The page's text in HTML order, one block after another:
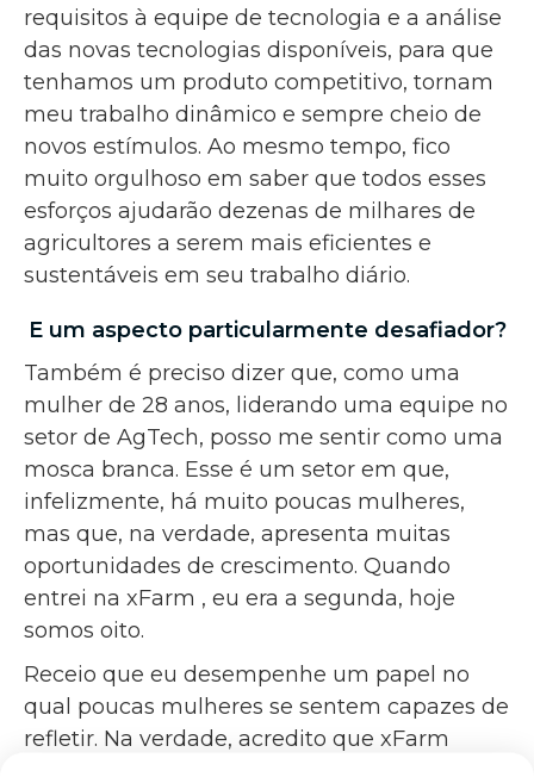
requisitos à equipe de tecnologia e a análise
das novas tecnologias disponíveis, para que
tenhamos um produto competitivo, tornam
meu trabalho dinâmico e sempre cheio de
novos estímulos. Ao mesmo tempo, fico
muito orgulhoso em saber que todos esses
esforços ajudarão dezenas de milhares de
agricultores a serem mais eficientes e
sustentáveis em seu trabalho diário.
E um aspecto particularmente desafiador?
Também é preciso dizer que, como uma
mulher de 28 anos, liderando uma equipe no
setor de AgTech, posso me sentir como uma
mosca branca. Esse é um setor em que,
infelizmente, há muito poucas mulheres,
mas que, na verdade, apresenta muitas
oportunidades de crescimento. Quando
entrei na xFarm , eu era a segunda, hoje
somos oito.
Receio que eu desempenhe um papel no
qual poucas mulheres se sentem capazes de
refletir. Na verdade, acredito que xFarm